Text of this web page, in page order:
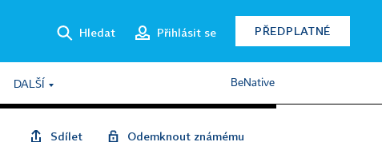
Hledat Přihlásit se PŘEDPLATNÉ
DALŠÍ BeNative
Sdílet Odemknout známému